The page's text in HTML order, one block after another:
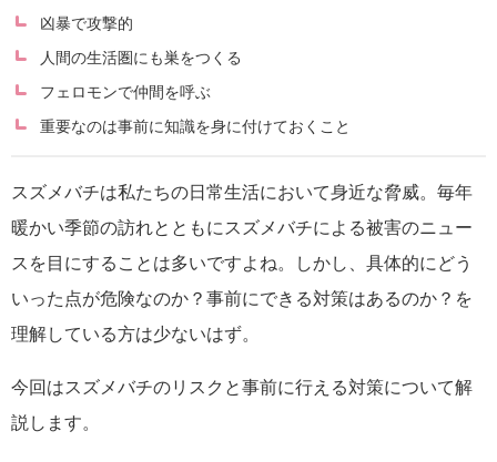
凶暴で攻撃的
人間の生活圏にも巣をつくる
フェロモンで仲間を呼ぶ
重要なのは事前に知識を身に付けておくこと
スズメバチは私たちの日常生活において身近な脅威。毎年
暖かい季節の訪れとともにスズメバチによる被害のニュー
スを目にすることは多いですよね。しかし、具体的にどう
いった点が危険なのか？事前にできる対策はあるのか？を
理解している方は少ないはず。
今回はスズメバチのリスクと事前に行える対策について解
説します。